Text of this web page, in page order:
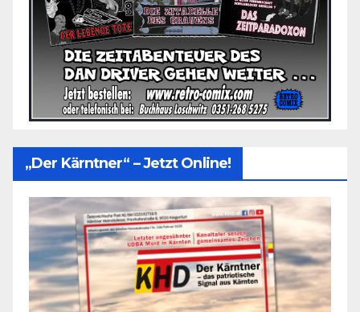
„Der Kärntner“ – Jetzt Online!